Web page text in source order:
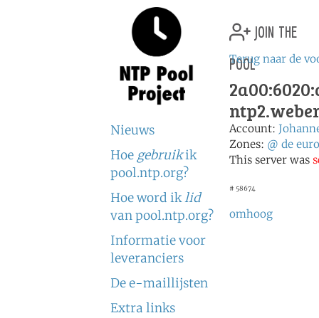
Nieuws
Hoe gebruikik
pool.ntp.org?
Hoe word iklid
van pool.ntp.org?
Informatie voor
leveranciers
De e-maillijsten
Extra links
join the
pool
Terug naar de
Account:
Zones: @ de
This server was
# 58674
omhoog